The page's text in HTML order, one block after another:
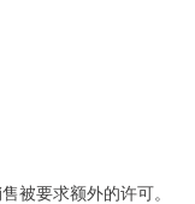
被要求额外的许可。